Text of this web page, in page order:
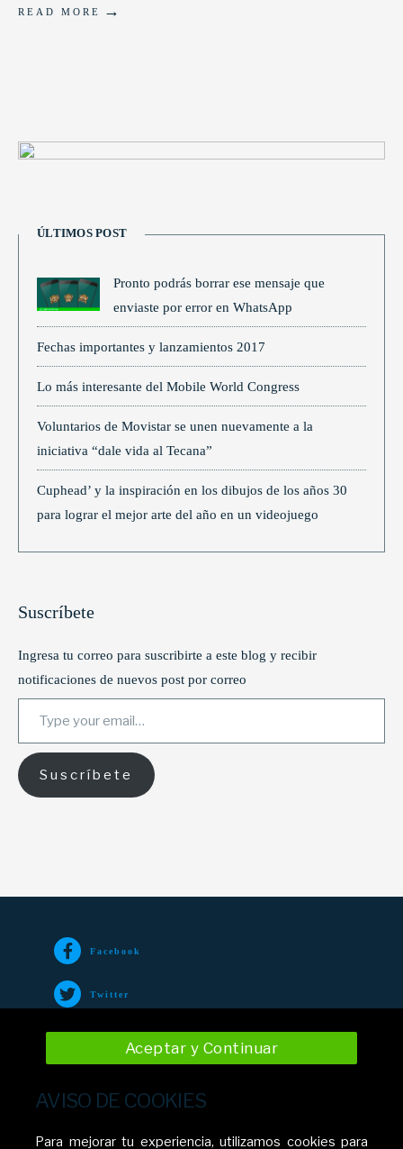
READ MORE →
ÚLTIMOS POST
Pronto podrás borrar ese mensaje que
enviaste por error en WhatsApp
Fechas importantes y lanzamientos 2017
Lo más interesante del Mobile World Congress
Voluntarios de Movistar se unen nuevamente a la
iniciativa “dale vida al Tecana”
Cuphead’ y la inspiración en los dibujos de los años 30
para lograr el mejor arte del año en un videojuego
Suscríbete
Ingresa tu correo para suscribirte a este blog y recibir
notificaciones de nuevos post por correo
Type your email…
Suscríbete
Facebook
Twitter
AVISO DE COOKIES
Para mejorar tu experiencia, utilizamos cookies para
Aceptar y Continuar